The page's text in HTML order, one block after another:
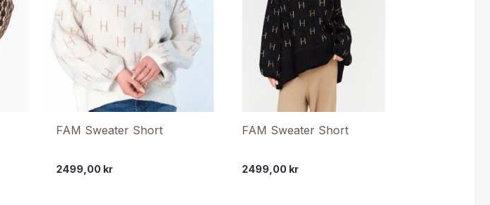
FAM Sweater Short
2499,00 kr
FAM Sweater Short
2499,00 kr